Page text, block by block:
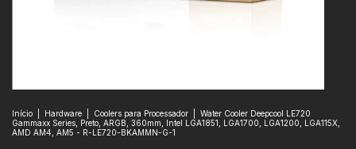
Início Hardware Coolers para Processador
Water Cooler Deepcool LE720
Gammaxx Series, Preto, ARGB, 360mm, Intel LGA1851, LGA1700, LGA1200, LGA115X,
AMD AM4, AM5 - R-LE720-BKAMMN-G-1